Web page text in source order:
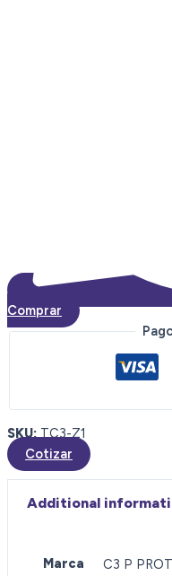
Comprar
SKU: TC3-Z1
Cotizar
Additional
Marca C3 P